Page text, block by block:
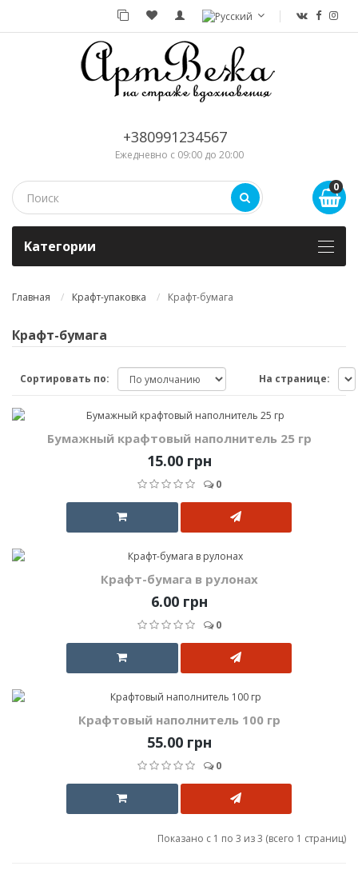
+380991234567
Ежедневно с 09:00 до 20:00
0
Kатегории
Главная Крафт-упаковка Крафт-бумага
Крафт-бумага
Сортировать по: На странице:
Бумажный крафтовый наполнитель 25 гр
15.00 грн
0
Крафт-бумага в рулонах
6.00 грн
0
Крафтовый наполнитель 100 гр
55.00 грн
0
Показано с 1 по 3 из 3 (всего 1 страниц)